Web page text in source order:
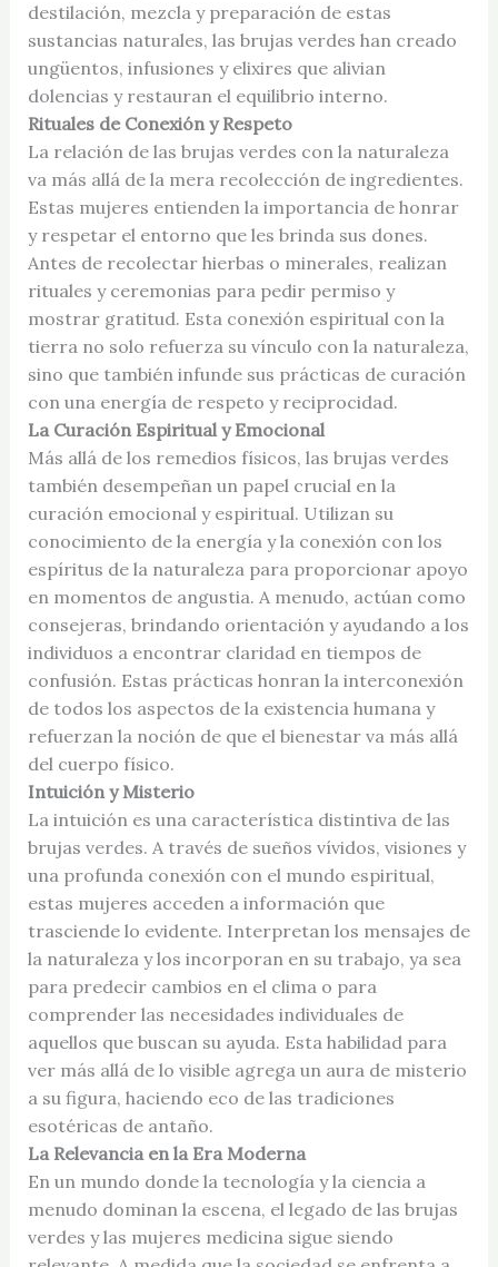
destilación, mezcla y preparación de estas
sustancias naturales, las brujas verdes han creado
ungüentos, infusiones y elixires que alivian
dolencias y restauran el equilibrio interno.
Rituales de Conexión y Respeto
La relación de las brujas verdes con la naturaleza
va más allá de la mera recolección de ingredientes.
Estas mujeres entienden la importancia de honrar
y respetar el entorno que les brinda sus dones.
Antes de recolectar hierbas o minerales, realizan
rituales y ceremonias para pedir permiso y
mostrar gratitud. Esta conexión espiritual con la
tierra no solo refuerza su vínculo con la naturaleza,
sino que también infunde sus prácticas de curación
con una energía de respeto y reciprocidad.
La Curación Espiritual y Emocional
Más allá de los remedios físicos, las brujas verdes
también desempeñan un papel crucial en la
curación emocional y espiritual. Utilizan su
conocimiento de la energía y la conexión con los
espíritus de la naturaleza para proporcionar apoyo
en momentos de angustia. A menudo, actúan como
consejeras, brindando orientación y ayudando a los
individuos a encontrar claridad en tiempos de
confusión. Estas prácticas honran la interconexión
de todos los aspectos de la existencia humana y
refuerzan la noción de que el bienestar va más allá
del cuerpo físico.
Intuición y Misterio
La intuición es una característica distintiva de las
brujas verdes. A través de sueños vívidos, visiones y
una profunda conexión con el mundo espiritual,
estas mujeres acceden a información que
trasciende lo evidente. Interpretan los mensajes de
la naturaleza y los incorporan en su trabajo, ya sea
para predecir cambios en el clima o para
comprender las necesidades individuales de
aquellos que buscan su ayuda. Esta habilidad para
ver más allá de lo visible agrega un aura de misterio
a su figura, haciendo eco de las tradiciones
esotéricas de antaño.
La Relevancia en la Era Moderna
En un mundo donde la tecnología y la ciencia a
menudo dominan la escena, el legado de las brujas
verdes y las mujeres medicina sigue siendo